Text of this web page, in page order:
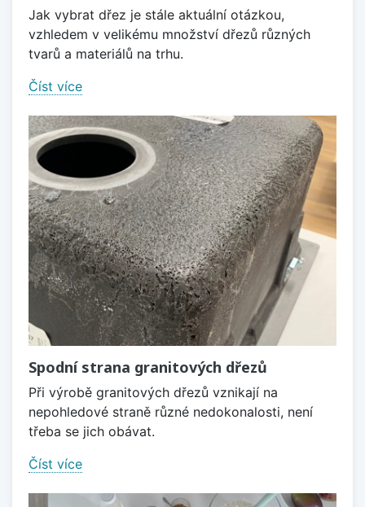
Jak vybrat dřez je stále aktuální otázkou,
vzhledem v velikému množství dřezů různých
tvarů a materiálů na trhu.
Číst více
Spodní strana granitových dřezů
Při výrobě granitových dřezů vznikají na
nepohledové straně různé nedokonalosti, není
třeba se jich obávat.
Číst více